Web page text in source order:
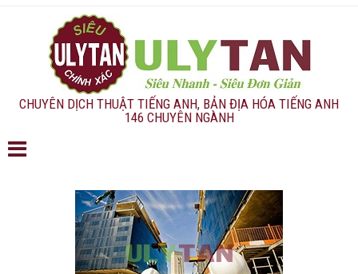
CHUYÊN DỊCH THUẬT TIẾNG ANH, BẢN ĐỊA HÓA TIẾNG ANH
146 CHUYÊN NGÀNH